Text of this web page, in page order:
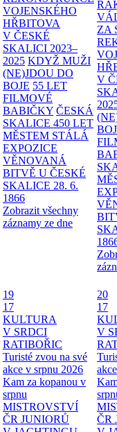
VOJENSKÉHO
HŘBITOVA
V ČESKÉ
SKALICI 2023–
2025 KDYŽ MUŽI
(NE)JDOU DO
BOJE 55 LET
FILMOVÉ
BABIČKY ČESKÁ
SKALICE 450 LET
MĚSTEM STÁLÁ
EXPOZICE
VĚNOVANÁ
BITVĚ U ČESKÉ
SKALICE 28. 6.
1866
Zobrazit všechny
záznamy ze dne
ZA
V
19
17
KULTURA
V SRDCI
RATIBOŘIC
Turisté zvou na své
akce v srpnu 2026
Kam za kopanou v
srpnu
MISTROVSTVÍ
ČR JUNIORŮ
20
17
V
ČR